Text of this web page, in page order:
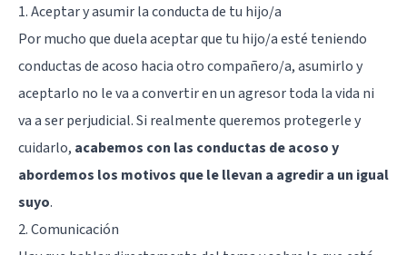
1. Aceptar y asumir la conducta de tu hijo/a
Por mucho que duela aceptar que tu hijo/a esté teniendo
conductas de acoso hacia otro compañero/a, asumirlo y
aceptarlo no le va a convertir en un agresor toda la vida ni
va a ser perjudicial. Si realmente queremos protegerle y
cuidarlo, acabemos con las conductas de acoso y
abordemos los motivos que le llevan a agredir a un igual
suyo.
2. Comunicación